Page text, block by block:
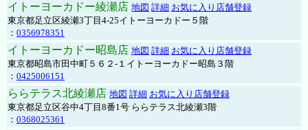
イトーヨーカドー綾瀬店 地図 詳細 お気に入り店舗登録
東京都足立区綾瀬3丁目4-25イトーヨーカドー５階
： 0356978351
イトーヨーカドー昭島店 地図 詳細 お気に入り店舗登録
東京都昭島市田中町５６２-１イトーヨーカドー昭島３階
： 0425006151
ららテラス北綾瀬店 地図 詳細 お気に入り店舗登録
東京都足立区谷中4丁目8番1号 ららテラス北綾瀬3階
： 0368025361